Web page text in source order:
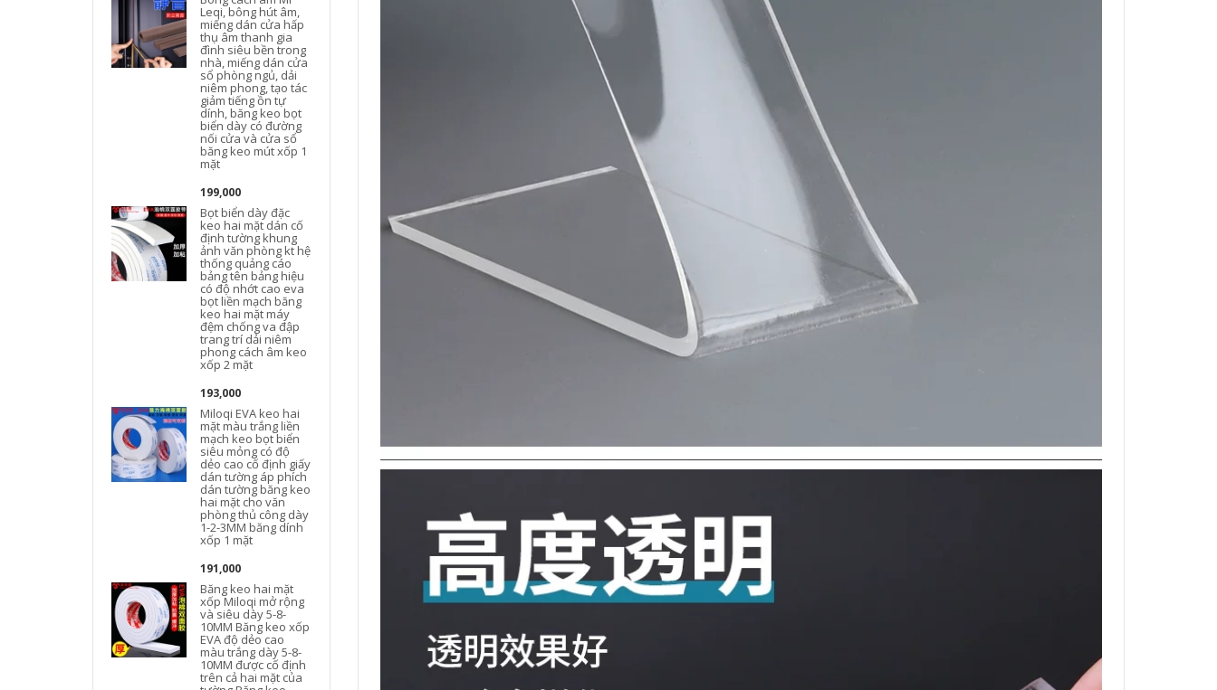
Leqi, bông hút âm,
miếng dán cửa hấp
thụ âm thanh gia
đình siêu bền trong
nhà, miếng dán cửa
sổ phòng ngủ, dải
niêm phong, tạo tác
giảm tiếng ồn tự
dính, băng keo bọt
biển dày có đường
nối cửa và cửa sổ
băng keo mút xốp 1
mặt
199,000
Bọt biển dày đặc
keo hai mặt dán cố
định tường khung
ảnh văn phòng kt hệ
thống quảng cáo
bảng tên bảng hiệu
có độ nhớt cao eva
bọt liền mạch băng
keo hai mặt máy
đệm chống va đập
trang trí dải niêm
phong cách âm keo
xốp 2 mặt
193,000
Miloqi EVA keo hai
mặt màu trắng liền
mạch keo bọt biển
siêu mỏng có độ
dẻo cao cố định giấy
dán tường áp phích
dán tường băng keo
hai mặt cho văn
phòng thủ công dày
1-2-3MM băng dính
xốp 1 mặt
191,000
Băng keo hai mặt
xốp Miloqi mở rộng
và siêu dày 5-8-
10MM Băng keo xốp
EVA độ dẻo cao
màu trắng dày 5-8-
10MM được cố định
trên cả hai mặt của
Bọt biển mạnh dính
hai mặt đồ trang trí
xe hơi keo không
trượt keo dán tường
khung ảnh cố định
không thấm nước
chịu nhiệt độ cao
dán tường liền mạch
băng keo chống va
phòng xe quảng
cáo dày EVA xốp
199,000
Miloqi bọt biển keo
hai mặt có độ nhớt
cao khung ảnh treo
tường cố định mạnh
mẽ dày 5-8-10MM
bọt eva trắng dày 5-
hai mặt của ngành
kỹ thuật băng bọt
dải niêm phong
rỗng, tấm xốp chống
thấm, chống bụi và
chống va đập, tấm
kim loại đen, tấm
gốm đá phiến,
tường bao bên
ngoài tòa nhà chất
kết dính hai mặt keo
hai mặt xốp
199,000
Miloqi keo hai mặt
có độ nhớt cao Băng
xốp dán tường cố
định xe không có
vết dính keo bọt
siêu mỏng bán
buôn vận chuyển
Băng keo xốp hai
mặt có độ nhớt siêu
cao dày 1-2-3mm
băng keo xốp trắng
437,000
Miloqi bọt biển PE
mạnh mẽ Băng keo
hai mặt trang trí có
cao màng đen đỏ
bọt biển dày nhãn
215,000
Sửa chữa điện thoại
di động Miller Qi
Keo dán hai mặt
siêu mỏng mạnh
mẽ, độ nhớt cao cáp
màn hình LCD dây
Băng dính 2 mặt dán
tường